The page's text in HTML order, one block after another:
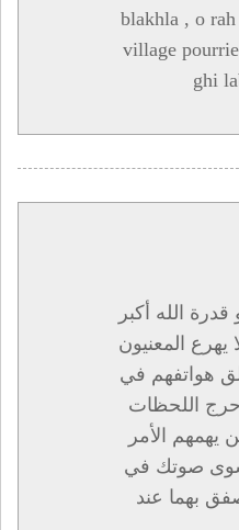
blakhla , o
village
ghi
الله أكبر
المعنيون
هواتفهم في
اللحظات
الأمر
سوى صوتك في
بهما عند